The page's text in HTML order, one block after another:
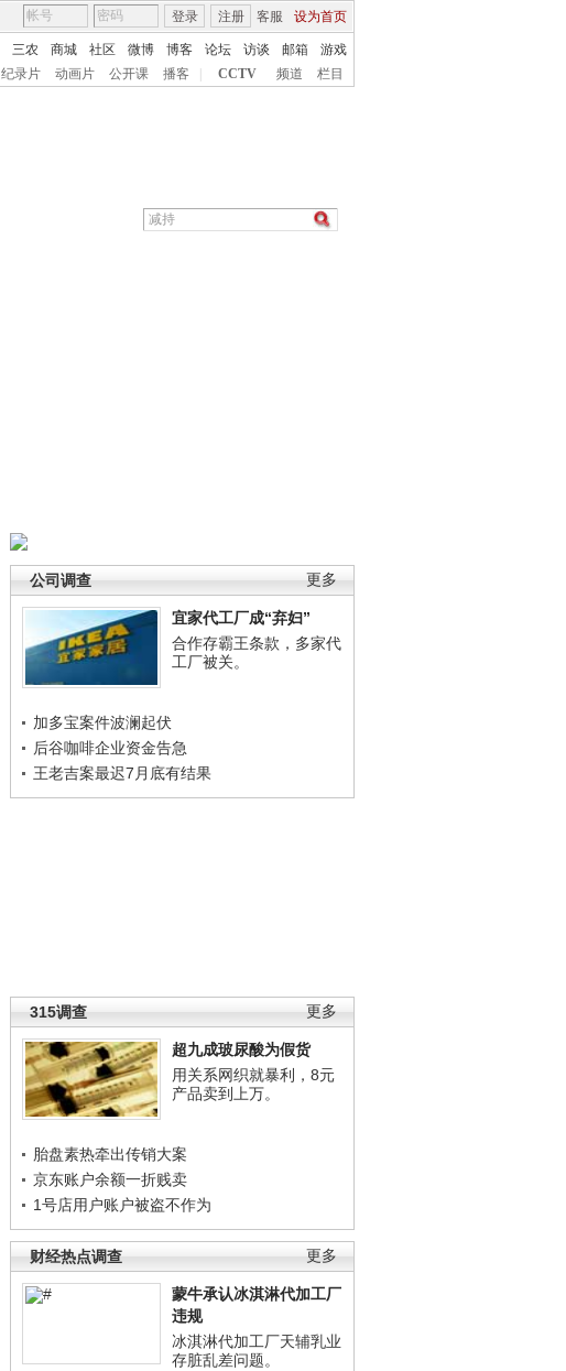
客服 设为首页
登录 注册
三农 商城 社区 微博 博客 论坛 访谈 邮箱
游戏
纪录片 动画片 公开课 播客 CCTV 频道 栏目
更多
公司调查
宜家代工厂成“弃妇”
合作存霸王条款，多家代
工厂被关。
加多宝案件波澜起伏
后谷咖啡企业资金告急
王老吉案最迟7月底有结果
更多
315调查
超九成玻尿酸为假货
用关系网织就暴利，8元
产品卖到上万。
胎盘素热牵出传销大案
京东账户余额一折贱卖
1号店用户账户被盗不作为
更多
财经热点调查
蒙牛承认冰淇淋代加工厂
违规
冰淇淋代加工厂天辅乳业
存脏乱差问题。